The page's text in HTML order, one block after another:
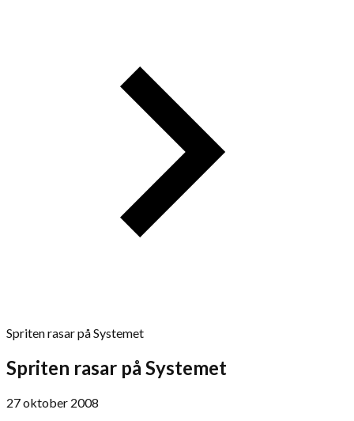
Spriten rasar på Systemet
Spriten rasar på Systemet
27 oktober 2008